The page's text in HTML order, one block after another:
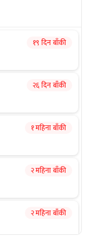
१९ दिन बाँकी
२६ दिन बाँकी
१ महिना बाँकी
२ महिना बाँकी
२ महिना बाँकी